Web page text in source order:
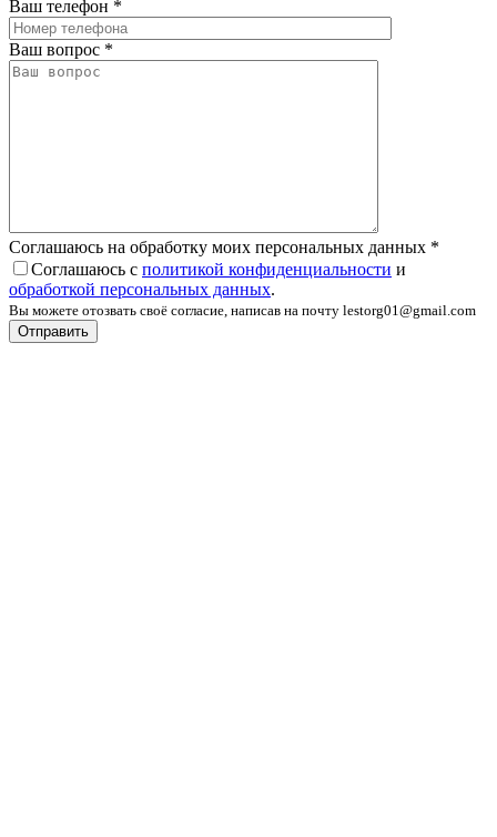
Ваш телефон *
Ваш вопрос *
Соглашаюсь на обработку моих персональных данных *
Соглашаюсь с политикой конфиденциальности и
обработкой персональных данных.
Вы можете отозвать своё согласие, написав на почту lestorg01@gmail.com